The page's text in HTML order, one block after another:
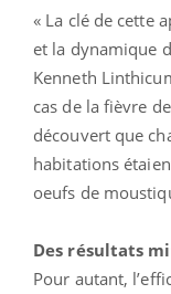
« La clé de cette
et la dynamique
Kenneth
cas de la fièvre
découvert que
habitations
oeufs de
Des résultats
Pour autant,